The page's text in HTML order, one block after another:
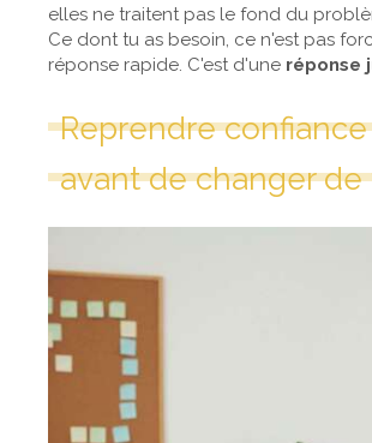
elles ne traitent pas le fond du
Ce dont tu as besoin, ce n'est pas
réponse rapide. C'est d'une réponse
Reprendre
avant de changer de